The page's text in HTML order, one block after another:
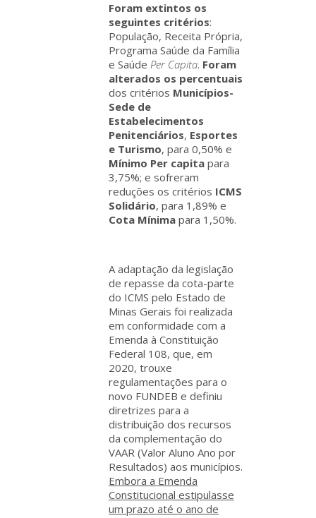
Foram extintos os
seguintes critérios:
População, Receita Própria,
Programa Saúde da Família
e Saúde Per Capita. Foram
alterados os percentuais
dos critérios Municípios-
Sede de
Estabelecimentos
Penitenciários, Esportes
e Turismo, para 0,50% e
Mínimo Per capita para
3,75%; e sofreram
reduções os critérios ICMS
Solidário, para 1,89% e
Cota Mínima para 1,50%.
A adaptação da legislação
de repasse da cota-parte
do ICMS pelo Estado de
Minas Gerais foi realizada
em conformidade com a
Emenda à Constituição
Federal 108, que, em
2020, trouxe
regulamentações para o
novo FUNDEB e definiu
diretrizes para a
distribuição dos recursos
da complementação do
VAAR (Valor Aluno Ano por
Resultados) aos municípios.
Embora a Emenda
Constitucional estipulasse
um prazo até o ano de